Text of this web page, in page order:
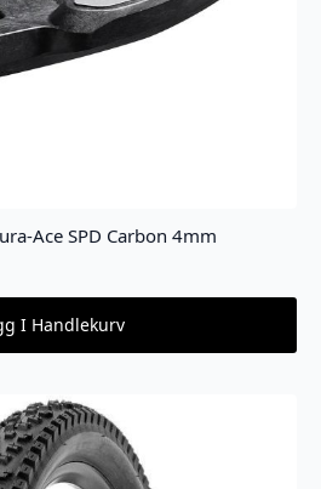
Ace SPD Carbon 4mm
I Handlekurv